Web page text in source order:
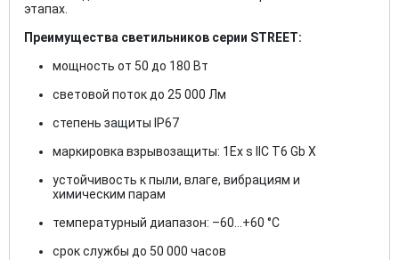
этапах.
Преимущества светильников серии STREET:
мощность от 50 до 180 Вт
световой поток до 25 000 Лм
степень защиты IP67
маркировка взрывозащиты: 1Ex s IIC T6 Gb X
устойчивость к пыли, влаге, вибрациям и
химическим парам
температурный диапазон: –60…+60 °C
срок службы до 50 000 часов